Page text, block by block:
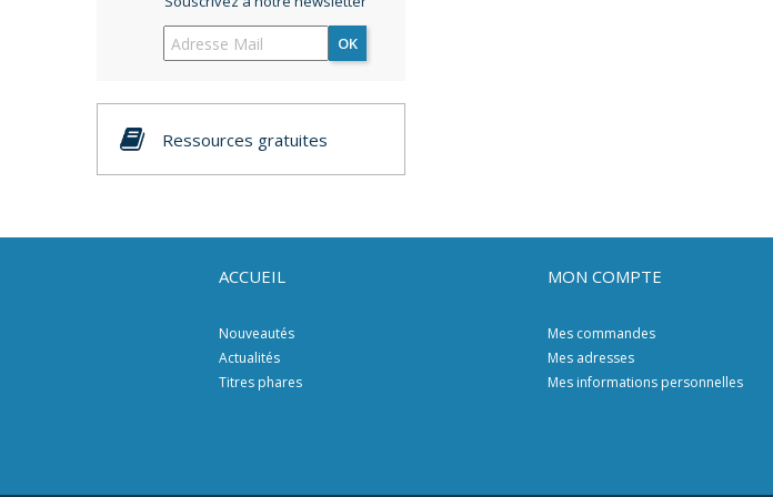
OK
Ressources gratuites
ACCUEIL
Nouveautés
Actualités
Titres phares
MON COMPTE
Mes commandes
Mes adresses
Mes informations personnelles